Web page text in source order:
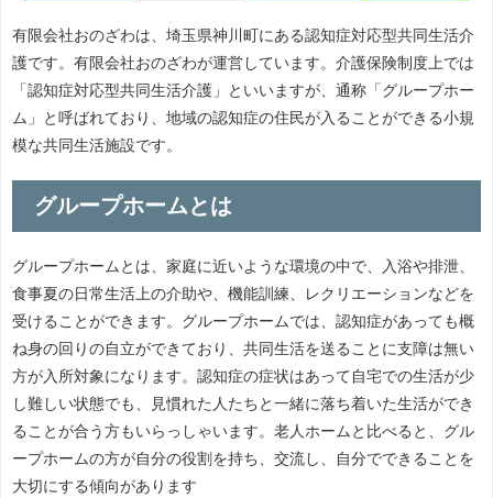
有限会社おのざわは、埼玉県神川町にある認知症対応型共同生活介
護です。有限会社おのざわが運営しています。介護保険制度上では
「認知症対応型共同生活介護」といいますが、通称「グループホー
ム」と呼ばれており、地域の認知症の住民が入ることができる小規
模な共同生活施設です。
グループホームとは
グループホームとは、家庭に近いような環境の中で、入浴や排泄、
食事夏の日常生活上の介助や、機能訓練、レクリエーションなどを
受けることができます。グループホームでは、認知症があっても概
ね身の回りの自立ができており、共同生活を送ることに支障は無い
方が入所対象になります。認知症の症状はあって自宅での生活が少
し難しい状態でも、見慣れた人たちと一緒に落ち着いた生活ができ
ることが合う方もいらっしゃいます。老人ホームと比べると、グル
ープホームの方が自分の役割を持ち、交流し、自分でできることを
大切にする傾向があります